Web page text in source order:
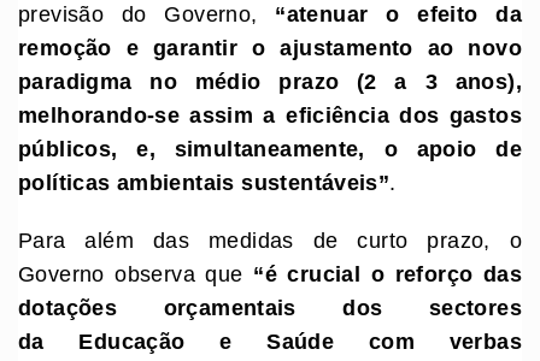
previsão do Governo, “atenuar o efeito da
remoção e garantir o ajustamento ao novo
paradigma no médio prazo (2 a 3 anos),
melhorando-se assim a eficiência dos gastos
públicos, e, simultaneamente, o apoio de
políticas ambientais sustentáveis”.
Para além das medidas de curto prazo, o
Governo observa que “é crucial o reforço das
dotações orçamentais dos sectores
da Educação eSaúde com verbas